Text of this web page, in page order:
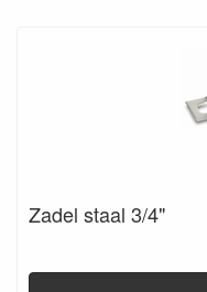
Zadel staal 3/4"